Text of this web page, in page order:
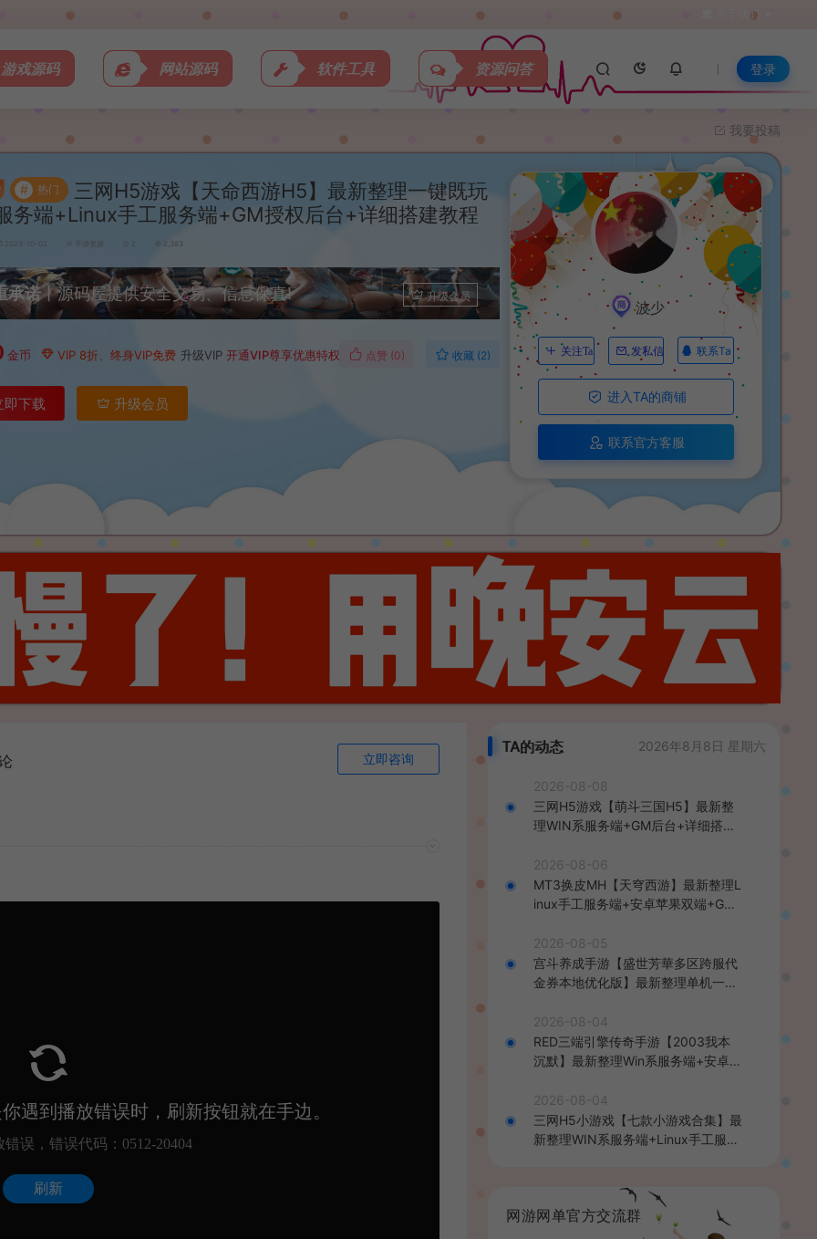
关于我们
游戏源码 网站源码 软件工具 资源问答 登录
我要投稿
# 热门
三网H5游戏【天命西游H5】最新整理一键既玩
务端+Linux手工服务端+GM授权后台+详细搭建教程
2023-10-02 手游资源 2 2,383
承诺丨源码屋提供安全交易、信息保真! 升级会员
金币 VIP 8折、终身VIP免费 升级VIP 开通VIP尊享优惠特权 点赞 (0) 收藏 (2)
即下载 升级会员
波少
关注Ta 发私信 联系Ta
进入TA的商铺
联系官方客服
立即咨询
TA的动态 2026年8月8日 星期六
2026-08-08
三网H5游戏【萌斗三国H5】最新整
理WIN系服务端+GM后台+详细搭建
2026-08-06
MT3换皮MH【天穹西游】最新整理L
inux手工服务端+安卓苹果双端+GM
教程
2026-08-05
宫斗养成手游【盛世芳華多区跨服代
金券本地优化版】最新整理单机一键
后台+安卓+详细搭建教程
2026-08-04
RED三端引擎传奇手游【2003我本
沉默】最新整理Win系服务端+安卓苹
2026-08-04
三网H5小游戏【七款小游戏合集】最
新整理WIN系服务端+Linux手工服务
网游网单官方交流群